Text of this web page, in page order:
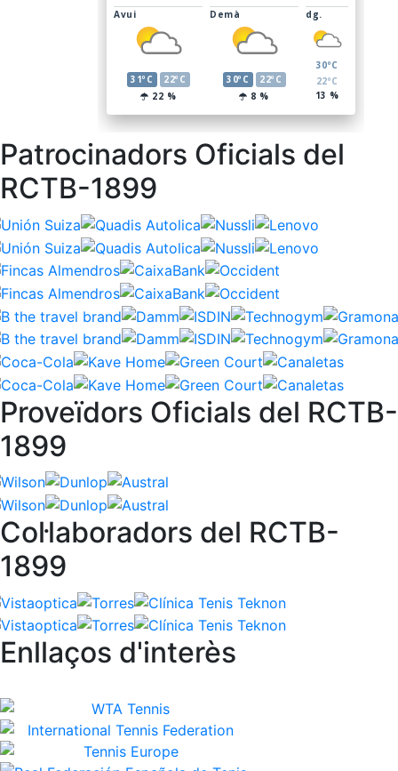
Patrocinadors Oficials del
RCTB-1899
Proveïdors Oficials del RCTB-
1899
Col·laboradors del RCTB-
1899
Enllaços d'interès